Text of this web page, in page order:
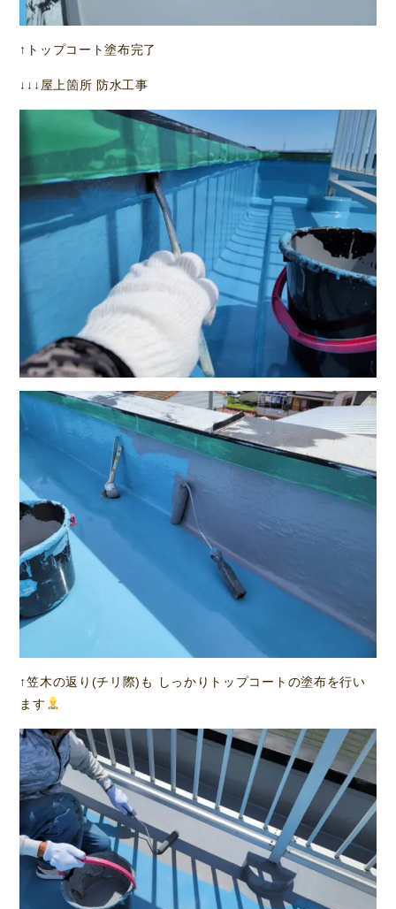
↑トップコート塗布完了
↓↓↓屋上箇所 防水工事
↑笠木の返り(チリ際)も しっかりトップコートの塗布を行い
ます